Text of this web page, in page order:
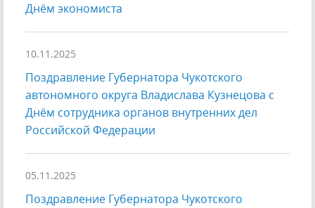
Днём экономиста
10.11.2025
Поздравление Губернатора Чукотского
автономного округа Владислава Кузнецова с
Днём сотрудника органов внутренних дел
Российской Федерации
05.11.2025
Поздравление Губернатора Чукотского